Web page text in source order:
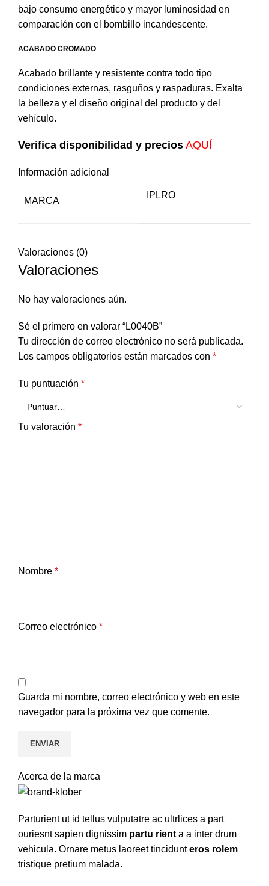
bajo consumo energético y mayor luminosidad en
comparación con el bombillo incandescente.
ACABADO CROMADO
Acabado brillante y resistente contra todo tipo
condiciones externas, rasguños y raspaduras. Exalta
la belleza y el diseño original del producto y del
vehículo.
Verifica disponibilidad y precios AQUÍ
Información adicional
MARCA
IPLRO
Valoraciones (0)
Valoraciones
No hay valoraciones aún.
Sé el primero en valorar “L0040B”
Tu dirección de correo electrónico no será publicada.
Los campos obligatorios están marcados con *
Tu puntuación *
Tu valoración *
Nombre *
Correo electrónico *
Guarda mi nombre, correo electrónico y web en este
navegador para la próxima vez que comente.
Acerca de la marca
Parturient ut id tellus vulputatre ac ultrlices a part
ouriesnt sapien dignissim partu rient a a inter drum
vehicula. Ornare metus laoreet tincidunteros rolem
tristique pretium malada.